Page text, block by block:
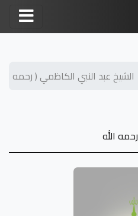
الشيخ عبد النبي الكاظمي ( رحمه
رحمه الله